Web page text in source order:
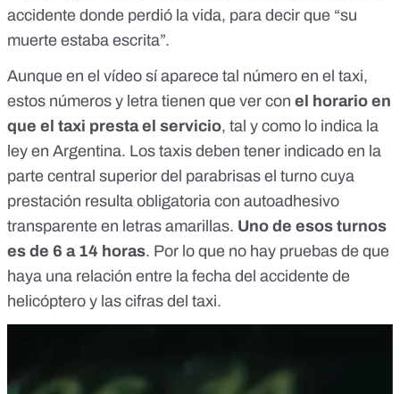
accidente donde perdió la vida, para decir que “su
muerte estaba escrita”.
Aunque en el vídeo sí aparece tal número en el taxi,
estos números y letra tienen que ver con el horario en
que el taxi presta el servicio, tal y como lo indica la
ley en Argentina. Los taxis deben tener indicado en la
parte central superior del parabrisas el turno cuya
prestación resulta obligatoria con autoadhesivo
transparente en letras amarillas. Uno de esos turnos
es de 6 a 14 horas. Por lo que no hay pruebas de que
haya una relación entre la fecha del accidente de
helicóptero y las cifras del taxi.